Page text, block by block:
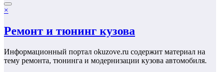
×
Ремонт и тюнинг кузова
Информационный портал okuzove.ru содержит материал на
тему ремонта, тюнинга и модернизации кузова автомобиля.